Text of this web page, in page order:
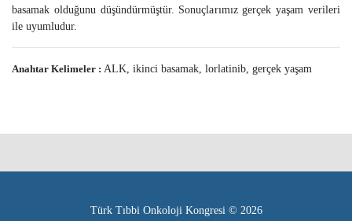
basamak olduğunu düşündürmüştür. Sonuçlarımız gerçek yaşam verileri
ile uyumludur.
Anahtar Kelimeler : ALK, ikinci basamak, lorlatinib, gerçek yaşam
Türk Tıbbi Onkoloji Kongresi © 2026